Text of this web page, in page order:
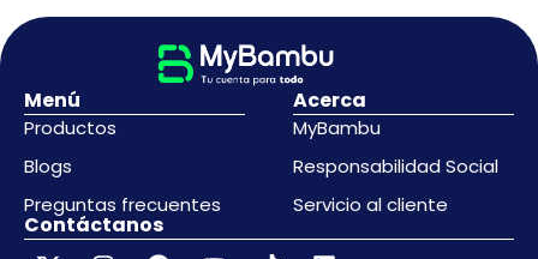
Menú
Productos
Blogs
Preguntas frecuentes
Acerca
MyBambu
Responsabilidad Social
Servicio al cliente
Contáctanos